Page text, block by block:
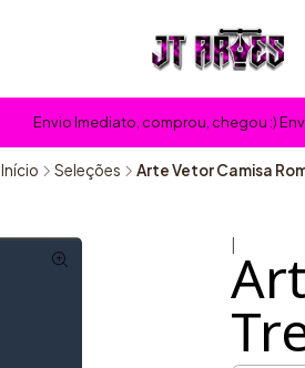
Envio Imediato, comprou, chegou :)
Início Seleções Arte Vetor Camisa